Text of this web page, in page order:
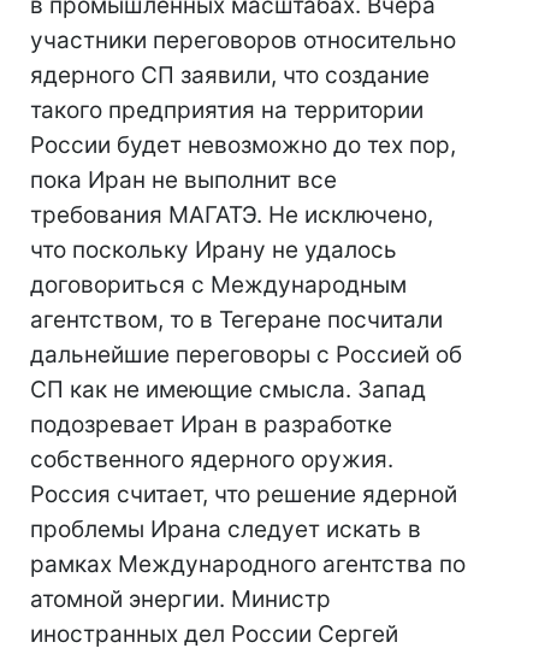
участники переговоров относительно
ядерного СП заявили, что создание
такого предприятия на территории
России будет невозможно до тех пор,
пока Иран не выполнит все
требования МАГАТЭ. Не исключено,
что поскольку Ирану не удалось
договориться с Международным
агентством, то в Тегеране посчитали
дальнейшие переговоры с Россией об
СП как не имеющие смысла. Запад
подозревает Иран в разработке
собственного ядерного оружия.
Россия считает, что решение ядерной
проблемы Ирана следует искать в
рамках Международного агентства по
атомной энергии. Министр
иностранных дел России Сергей